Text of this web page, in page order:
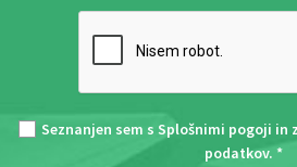
Seznanjen sem s Splošnimi pogoji in z
podatkov. *